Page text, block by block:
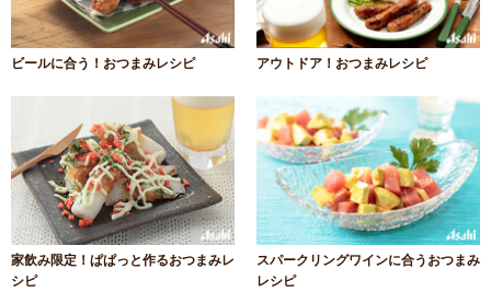
ビールに合う！おつまみレシピ アウトドア！おつまみレシピ
家飲み限定！ぱぱっと作るおつまみレ
シピ
スパークリングワインに合うおつまみ
レシピ